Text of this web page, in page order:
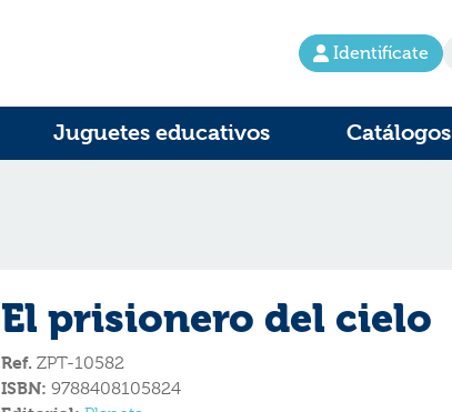
Identifícate
Juguetes educativos Catálogos
El prisionero del cielo
Ref. ZPT-10582
ISBN: 9788408105824